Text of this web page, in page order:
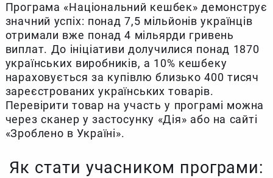
Програма «Національний кешбек» демонструє
значний успіх: понад 7,5 мільйонів українців
отримали вже понад 4 мільярди гривень
виплат. До ініціативи долучилися понад 1870
українських виробників, а 10% кешбеку
нараховується за купівлю близько 400 тисяч
зареєстрованих українських товарів.
Перевірити товар на участь у програмі можна
через сканер у застосунку «Дія» або на сайті
«Зроблено в Україні».
Як стати учасником програми: